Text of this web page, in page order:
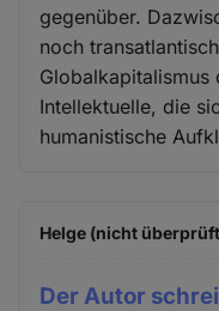
gegenüber.
noch
Intellektuelle, die
humanistische
Helge (nicht
Der Autor